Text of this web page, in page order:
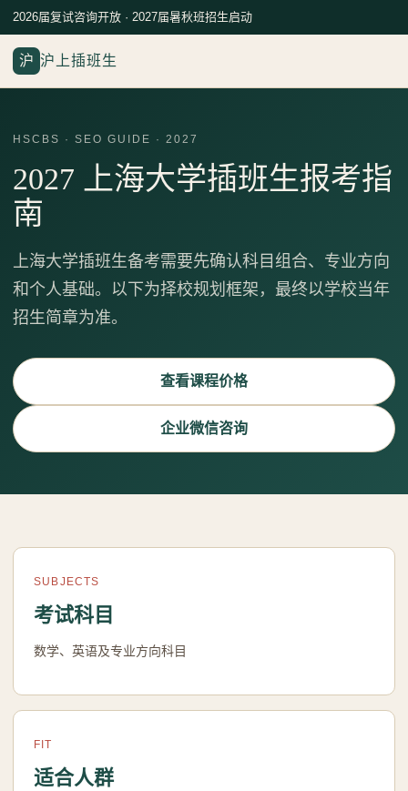
2026届复试咨询开放 · 2027届暑秋班招生启动
沪 沪上插班生
HSCBS · SEO GUIDE · 2027
2027 上海大学插班生报考指
南
上海大学插班生备考需要先确认科目组合、专业方向
和个人基础。以下为择校规划框架，最终以学校当年
招生简章为准。
查看课程价格
企业微信咨询
SUBJECTS
考试科目
数学、英语及专业方向科目
FIT
适合人群